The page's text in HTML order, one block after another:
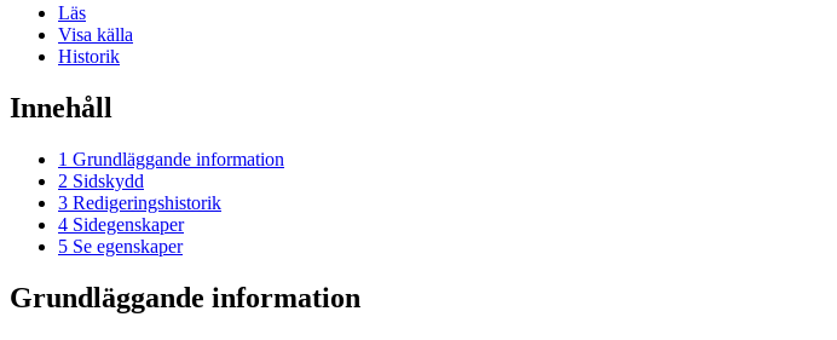
Läs
Visa källa
Historik
Innehåll
1 Grundläggande information
2 Sidskydd
3 Redigeringshistorik
4 Sidegenskaper
5 Se egenskaper
Grundläggande information